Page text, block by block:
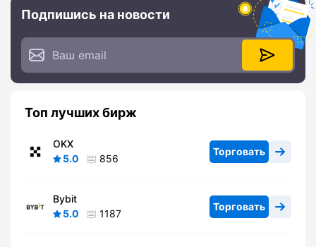
Подпишись на новости
Топ лучших бирж
OKX
5.0
856
Торговать
Bybit
5.0
1187
Торговать